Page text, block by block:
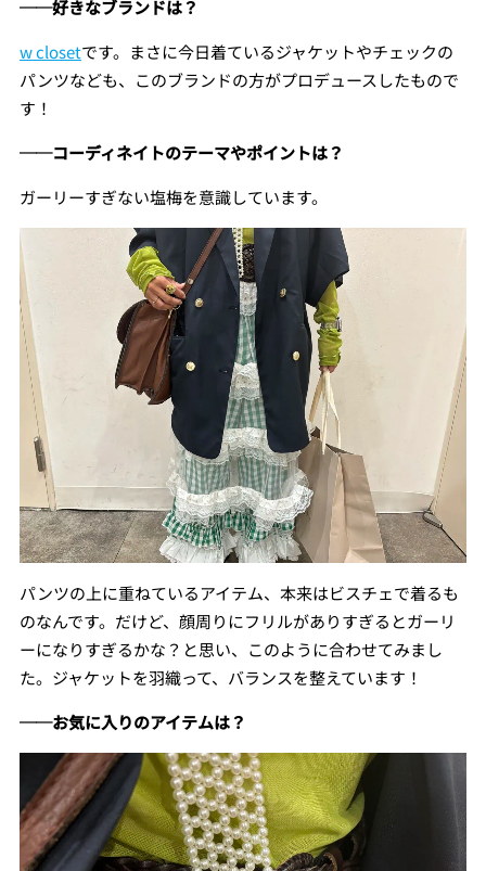
──好きなブランドは？
w closetです。まさに今日着ているジャケットやチェックの
パンツなども、このブランドの方がプロデュースしたもので
す！
──コーディネイトのテーマやポイントは？
ガーリーすぎない塩梅を意識しています。
パンツの上に重ねているアイテム、本来はビスチェで着るも
のなんです。だけど、顔周りにフリルがありすぎるとガーリ
ーになりすぎるかな？と思い、このように合わせてみまし
た。ジャケットを羽織って、バランスを整えています！
──お気に入りのアイテムは？